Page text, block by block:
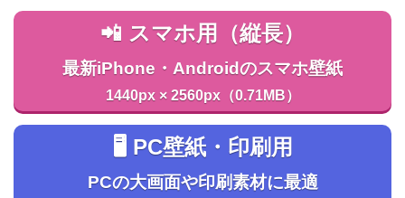
📲 スマホ用（縦長）
最新iPhone・Androidのスマホ壁紙
1440px × 2560px（0.71MB）
🖥️ PC壁紙・印刷用
PCの大画面や印刷素材に最適